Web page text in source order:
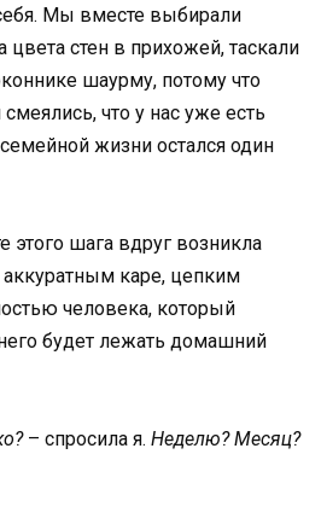
Мы вместе выбирали
цвета стен в прихожей, таскали
шаурму, потому что
что у нас уже есть
жизни остался один
этого шага вдруг возникла
каре, цепким
человека, который
будет лежать домашний
– спросила я. Неделю? Месяц?